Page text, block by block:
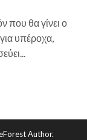
που θα γίνει ο
υπέροχα,
Author.